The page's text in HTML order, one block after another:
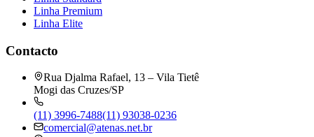
Linha Premium
Linha Elite
Contacto
Rua Djalma Rafael, 13 – Vila Tietê
Mogi das Cruzes/SP
(11) 3996-7488(11) 93038-0236
comercial@atenas.net.br